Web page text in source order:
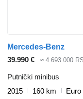
Mercedes-Benz
39.990 €
≈ 4.693.000
Putnički minibus
2015
160 km
Euro